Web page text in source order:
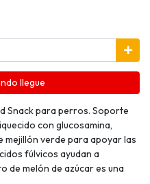
llegue
Snack para perros. Soporte
con glucosamina,
verde para apoyar las
fúlvicos ayudan a
de melón de azúcar es una